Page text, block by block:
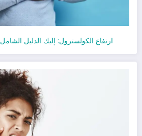
ارتفاع الكولسترول: إليك الدليل الشامل